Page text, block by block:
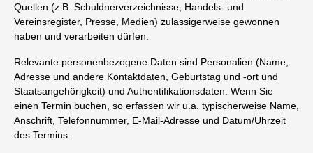
Quellen (z.B. Schuldnerverzeichnisse, Handels- und
Vereinsregister, Presse, Medien) zulässigerweise gewonnen
haben und verarbeiten dürfen.
Relevante personenbezogene Daten sind Personalien (Name,
Adresse und andere Kontaktdaten, Geburtstag und -ort und
Staatsangehörigkeit) und Authentifikationsdaten. Wenn Sie
einen Termin buchen, so erfassen wir u.a. typischerweise Name,
Anschrift, Telefonnummer, E-Mail-Adresse und Datum/Uhrzeit
des Termins.